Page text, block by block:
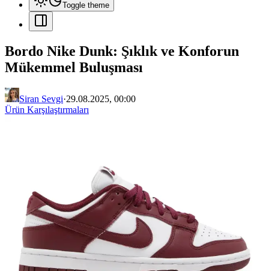
Toggle theme
Bordo Nike Dunk: Şıklık ve Konforun
Mükemmel Buluşması
Siran Sevgi·29.08.2025, 00:00
Ürün Karşılaştırmaları